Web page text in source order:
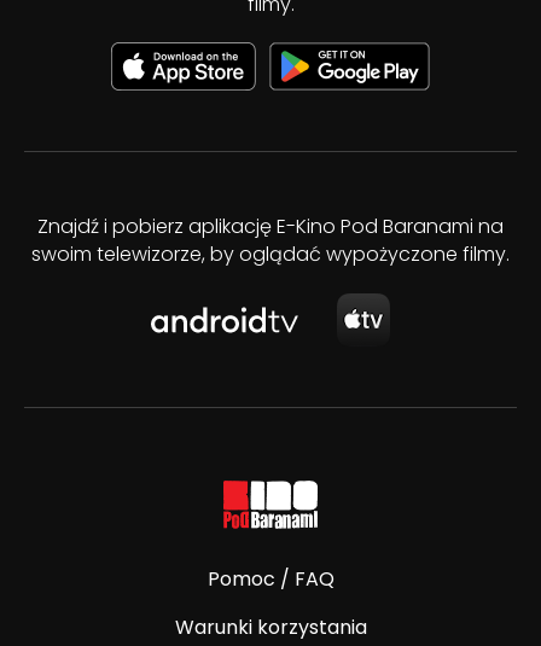
Znajdź i pobierz aplikację E-Kino Pod Baranami na
swoim telewizorze, by oglądać wypożyczone filmy.
Pomoc / FAQ
Warunki korzystania